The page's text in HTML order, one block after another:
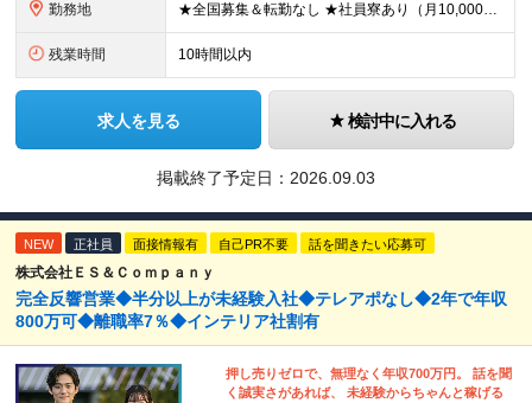
勤務地 ★全国募集＆転勤なし ★社員寮あり（月10,000円～） ※勤務地による ★直行直帰OK ★車・自転車・バイク通勤OK ※一部事務所 【北海道・東北】 札幌事務所、仙台事務所 【関東】 大宮事務所
残業時間 10時間以内
求人を見る 検討中に入れる
掲載終了予定日： 2026.09.03
NEW 正社員 面接情報有 自己PR不要 話を聞きたい応募可
株式会社ＥＳ＆Ｃｏｍｐａｎｙ
完全反響営業◆半分以上が未経験入社◆テレアポなし◆2年で年収
800万可◆離職率7％◆インテリア社割有
押し売りゼロで、無理なく年収700万円。 話を聞
く誠実さがあれば、 未経験からちゃんと稼げる